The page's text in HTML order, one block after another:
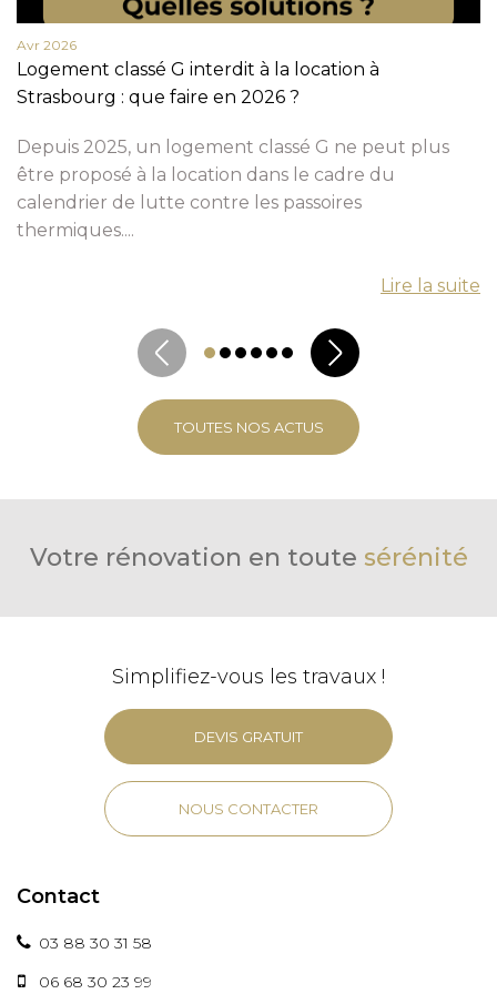
Avr 2026
Logement classé G interdit à la location à
Strasbourg : que faire en 2026 ?
Depuis 2025, un logement classé G ne peut plus
être proposé à la location dans le cadre du
calendrier de lutte contre les passoires
thermiques....
Lire la suite
TOUTES NOS ACTUS
Votre rénovation en toute sérénité
Simplifiez-vous les travaux !
DEVIS GRATUIT
NOUS CONTACTER
Contact
03 88 30 31 58
06 68 30 23 99